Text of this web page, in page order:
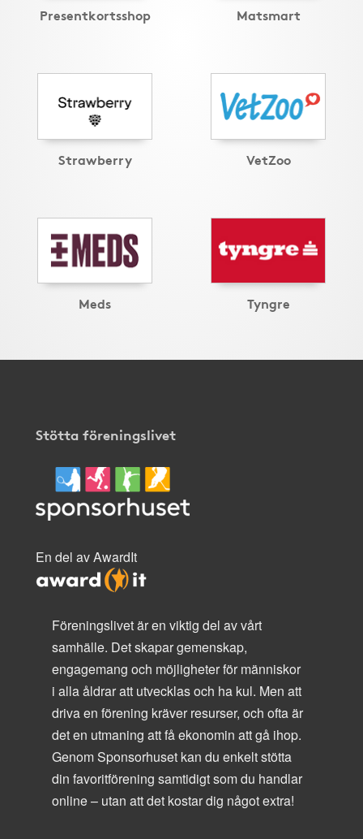
Presentkortsshop Matsmart
Strawberry VetZoo
Meds Tyngre
Stötta föreningslivet
En del av AwardIt
Föreningslivet är en viktig del av vårt
samhälle. Det skapar gemenskap,
engagemang och möjligheter för människor
i alla åldrar att utvecklas och ha kul. Men att
driva en förening kräver resurser, och ofta är
det en utmaning att få ekonomin att gå ihop.
Genom Sponsorhuset kan du enkelt stötta
din favoritförening samtidigt som du handlar
online – utan att det kostar dig något extra!